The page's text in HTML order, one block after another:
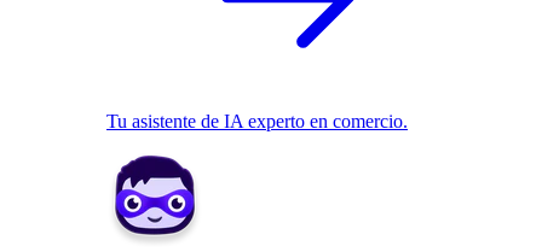
Tu asistente de IA experto en comercio.